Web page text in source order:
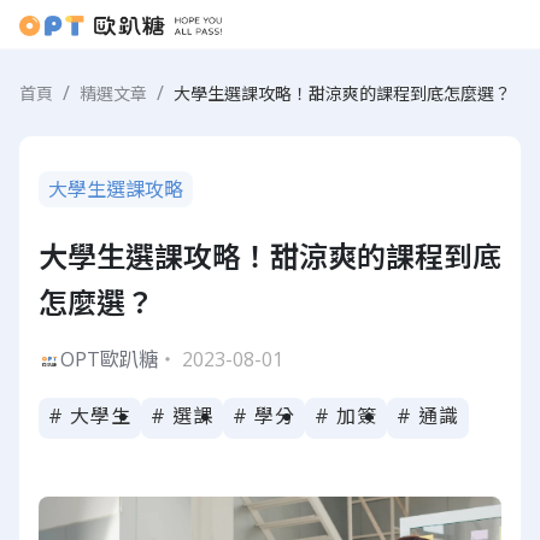
首頁 精選文章 大學生選課攻略！甜涼爽的課程到底怎麼選？
大學生選課攻略
大學生選課攻略！甜涼爽的課程到底
怎麼選？
OPT歐趴糖 ・ 2023-08-01
# 大學生 # 選課 # 學分 # 加簽 # 通識